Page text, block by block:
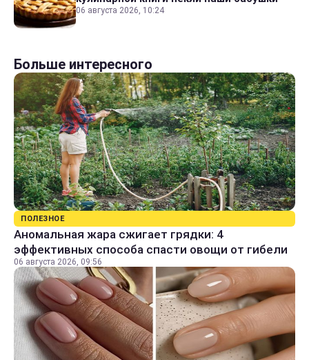
06 августа 2026, 10:24
Больше интересного
ПОЛЕЗНОЕ
Аномальная жара сжигает грядки: 4
эффективных способа спасти овощи от гибели
06 августа 2026, 09:56